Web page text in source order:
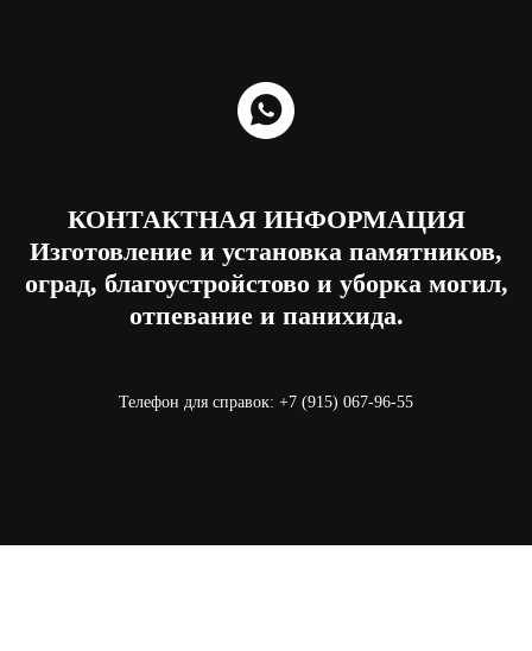
КОНТАКТНАЯ ИНФОРМАЦИЯ
Изготовление и установка памятников,
оград, благоустройстово и уборка могил,
отпевание и панихида.
Телефон для справок: +7 (915) 067-96-55